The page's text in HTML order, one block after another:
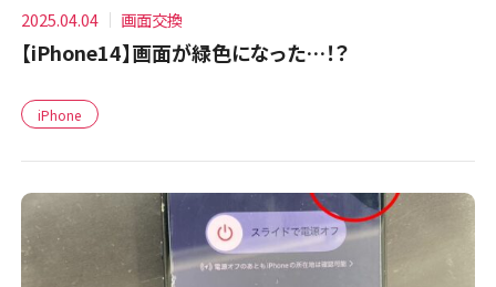
2025.04.04 画面交換
【iPhone14】画面が緑色になった…！？
iPhone